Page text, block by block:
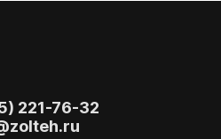
221-76-32